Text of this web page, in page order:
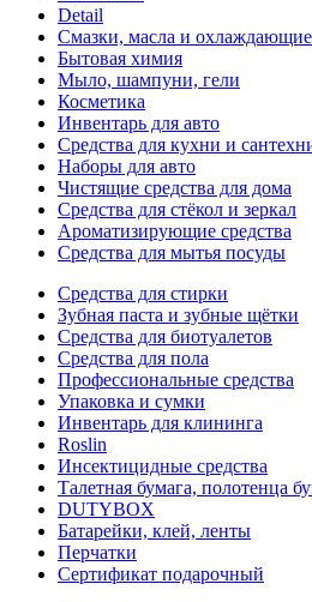
Detail
Смазки, масла и
Бытовая химия
Мыло, шампуни, гели
Косметика
Инвентарь для авто
Средства для кухни и
Наборы для авто
Чистящие средства для дома
Средства для стёкол и зеркал
Ароматизирующие средства
Средства для мытья посуды
Средства для стирки
Зубная паста и зубные щётки
Средства для биотуалетов
Средства для пола
Профессиональные средства
Упаковка и сумки
Инвентарь для клининга
Roslin
Инсектицидные средства
Талетная бумага, полотенца
DUTYBOX
Батарейки, клей, ленты
Перчатки
Сертификат подарочный